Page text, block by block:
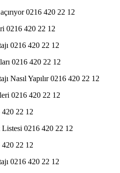
0216 420 22 12
0216 420 22 12
0216 420 22 12
0216 420 22 12
Nasıl Yapılır 0216 420 22 12
0216 420 22 12
22 12
0216 420 22 12
22 12
0216 420 22 12